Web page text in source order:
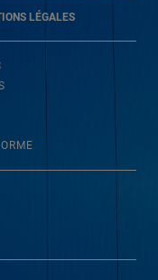
LÉGALES